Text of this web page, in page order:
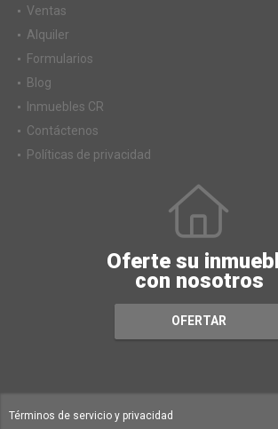
Ventas
Alquiler
Formularios
Blog
Inmuebles CR
Contáctenos
Políticas de privacidad
Oferte su
con nosotros
OFERTAR
Términos de servicio y privacidad